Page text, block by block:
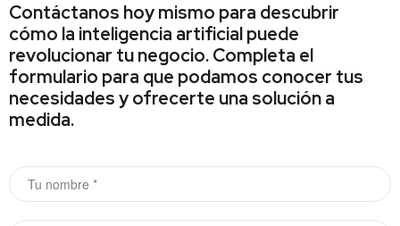
Contáctanos hoy mismo para descubrir
cómo la inteligencia artificial puede
revolucionar tu negocio. Completa el
formulario para que podamos conocer tus
necesidades y ofrecerte una solución a
medida.